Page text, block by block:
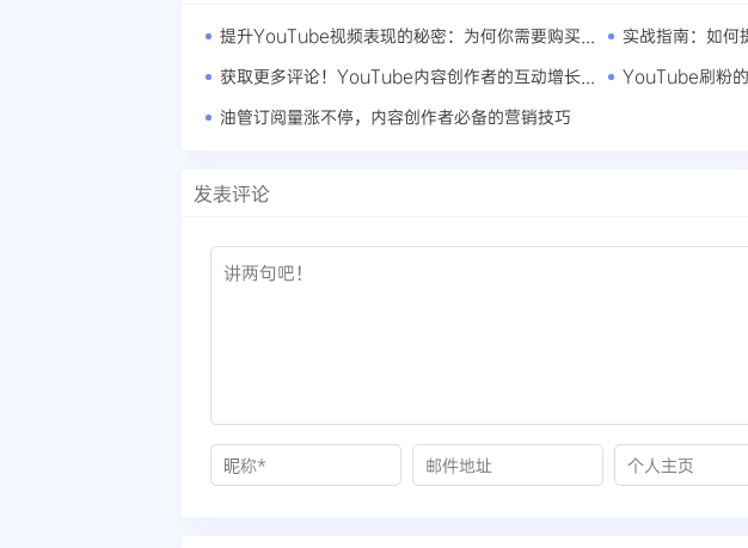
实战指南：如
YouTube刷粉
油管订阅量涨不停，内容创作者必备的营销技巧
发表评论